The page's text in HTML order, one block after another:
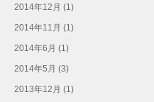
2014年12月 (1)
2014年11月 (1)
2014年6月 (1)
2014年5月 (3)
2013年12月 (1)